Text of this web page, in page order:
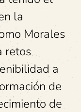
la
Morales
retos
a
de
de